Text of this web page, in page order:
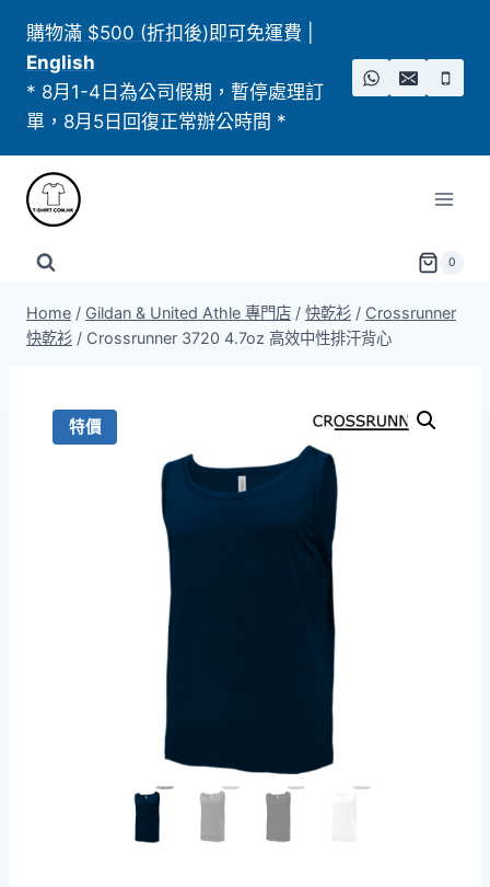
content
購物滿 $500 (折扣後)即可免運費
English
* 8月1-4日為公司假期，暫停處理訂
單，8月5日回復正常辦公時間 *
0
Home / Gildan & United Athle 專門店 / 快乾衫 / Crossrunner
快乾衫 / Crossrunner 3720 4.7oz 高效中性排汗背心
特價